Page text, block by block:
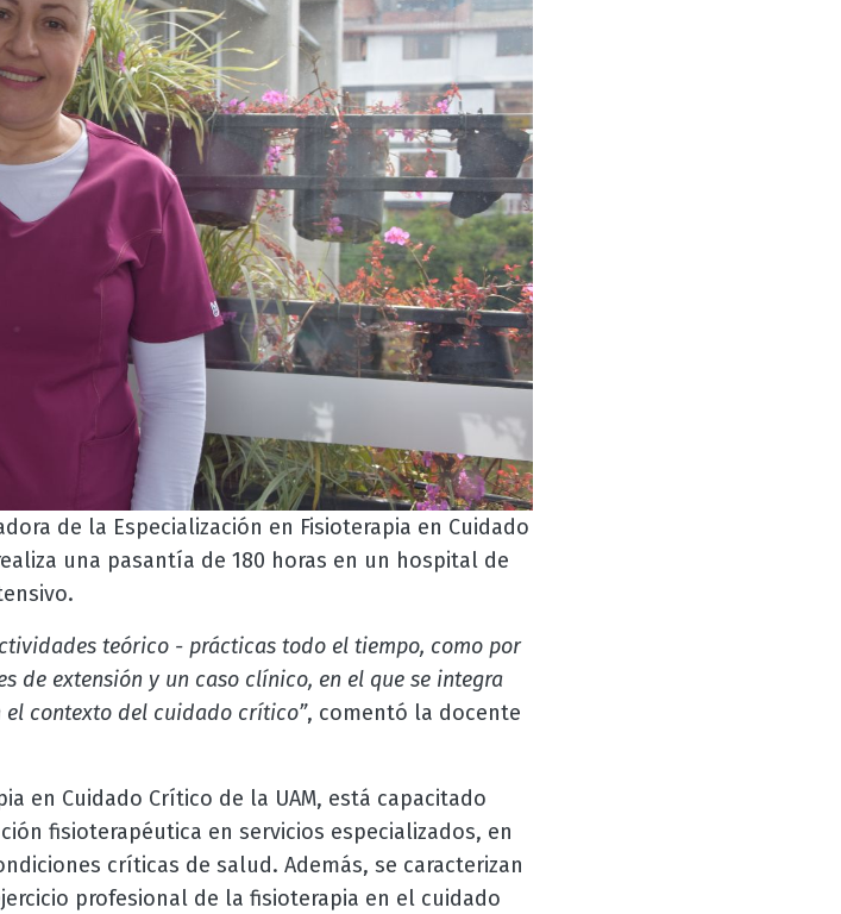
de la Especialización en Fisioterapia en Cuidado
una pasantía de 180 horas en un hospital de
teórico - prácticas todo el tiempo, como por
de extensión y un caso clínico, en el que se integra
contexto del cuidado crítico”, comentó la docente
en Cuidado Crítico de la UAM, está capacitado
fisioterapéutica en servicios especializados, en
críticas de salud. Además, se caracterizan
profesional de la fisioterapia en el cuidado